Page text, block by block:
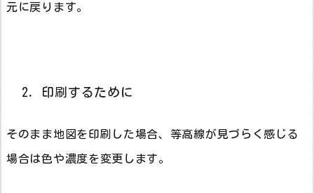
元に戻ります。
2．印刷するために
そのまま地図を印刷した場合、等高線が見づらく感じる
場合は色や濃度を変更します。